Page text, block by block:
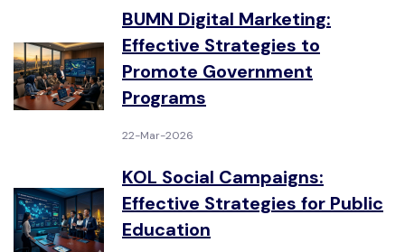
BUMN Digital Marketing:
Effective Strategies to
Promote Government
Programs
22-Mar-2026
KOL Social Campaigns:
Effective Strategies for Public
Education